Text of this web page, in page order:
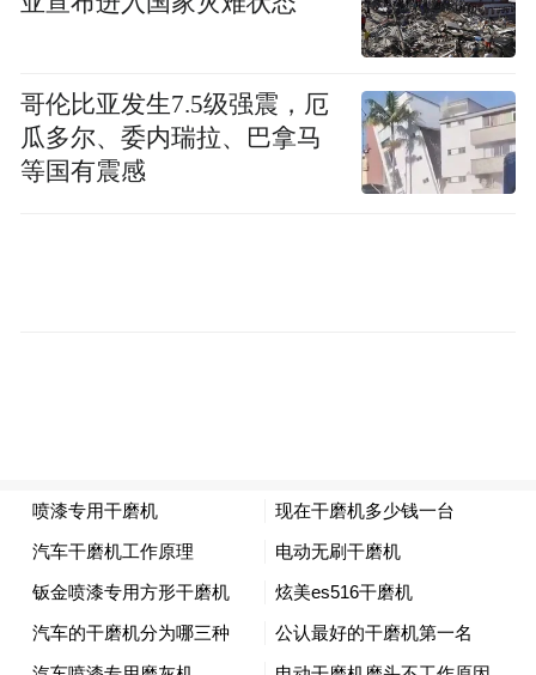
哥伦比亚发生7.5级强震，厄
瓜多尔、委内瑞拉、巴拿马
等国有震感